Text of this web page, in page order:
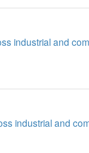
industrial and
industrial and